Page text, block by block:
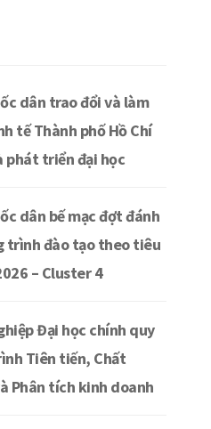
dân trao đổi và làm
tế Thành phố Hồ Chí
phát triển đại học
dân bế mạc đợt đánh
trình đào tạo theo tiêu
– Cluster 4
Đại học chính quy
Tiên tiến, Chất
Phân tích kinh doanh